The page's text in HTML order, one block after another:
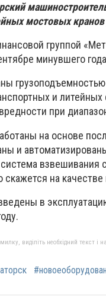
мостовых кранов
группой
минувшего
и
при
на основе
и
взвешивания
скажется на
в
виділіть необхідний текст і